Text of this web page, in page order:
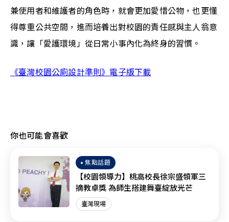
兼使用者和維護者的角色時，就會更加愛惜公物，也更懂
得尊重公共空間，進而培養出對校園的責任感與主人翁意
識，讓「愛護環境」從日常小事內化為終身的習慣。
《臺灣校園公廁設計準則》電子版下載
你也可能會喜歡
焦點話題
【校園領導力】桃高校長徐宗盛領軍三
摘教卓獎 為師生搭建舞臺綻放光芒
臺灣現場